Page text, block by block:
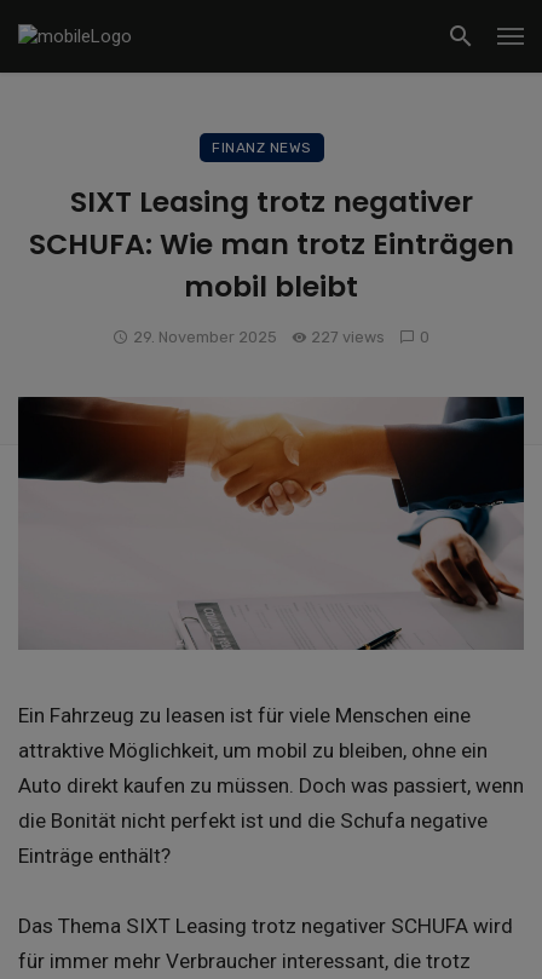
FINANZ NEWS
SIXT Leasing trotz negativer
SCHUFA: Wie man trotz Einträgen
mobil bleibt
29. November 2025 227 views 0
Ein Fahrzeug zu leasen ist für viele Menschen eine
attraktive Möglichkeit, um mobil zu bleiben, ohne ein
Auto direkt kaufen zu müssen. Doch was passiert, wenn
die Bonität nicht perfekt ist und die Schufa negative
Einträge enthält?
Das Thema SIXT Leasing trotz negativer SCHUFA wird
für immer mehr Verbraucher interessant, die trotz